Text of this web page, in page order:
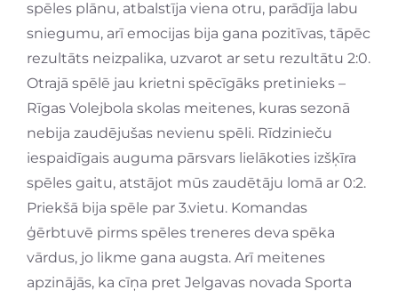
spēles plānu, atbalstīja viena otru, parādīja labu
sniegumu, arī emocijas bija gana pozitīvas, tāpēc
rezultāts neizpalika, uzvarot ar setu rezultātu 2:0.
Otrajā spēlē jau krietni spēcīgāks pretinieks –
Rīgas Volejbola skolas meitenes, kuras sezonā
nebija zaudējušas nevienu spēli. Rīdzinieču
iespaidīgais auguma pārsvars lielākoties izšķīra
spēles gaitu, atstājot mūs zaudētāju lomā ar 0:2.
Priekšā bija spēle par 3.vietu. Komandas
ģērbtuvē pirms spēles treneres deva spēka
vārdus, jo likme gana augsta. Arī meitenes
apzinājās, ka cīņa pret Jelgavas novada Sporta